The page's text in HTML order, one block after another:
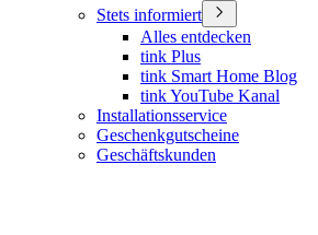
Stets informiert
Alles entdecken
tink Plus
tink Smart Home Blog
tink YouTube Kanal
Installationsservice
Geschenkgutscheine
Geschäftskunden